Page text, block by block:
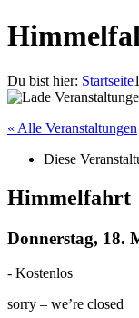
Du bist hier: Startseite1
« Alle Veranstaltungen
Diese
Himmelfahrt
Donnerstag, 18.
- Kostenlos
sorry – we’re closed